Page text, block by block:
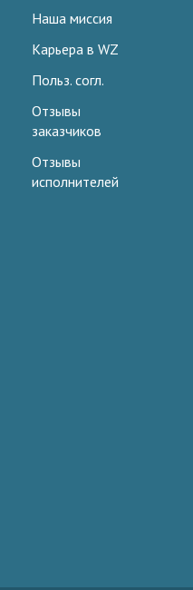
Наша миссия
Карьера в WZ
Польз. согл.
Отзывы
заказчиков
Отзывы
исполнителей